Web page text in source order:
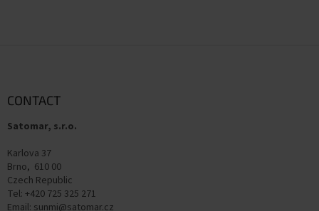
CONTACT
Satomar, s.r.o.
Karlova 37
Brno, 610 00
Czech Republic
Tel: +420 725 325 271
Email: sunmi@satomar.cz